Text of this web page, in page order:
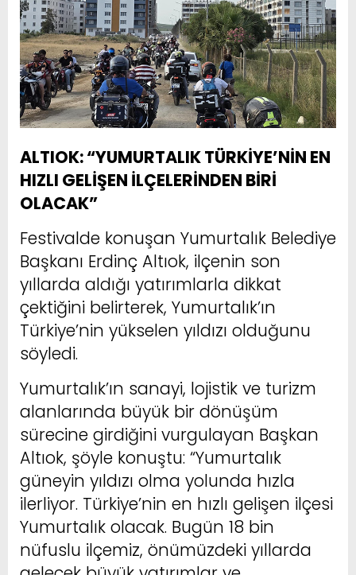
ALTIOK: “YUMURTALIK TÜRKİYE’NİN EN
HIZLI GELİŞEN İLÇELERİNDEN BİRİ
OLACAK”
Festivalde konuşan Yumurtalık Belediye
Başkanı Erdinç Altıok, ilçenin son
yıllarda aldığı yatırımlarla dikkat
çektiğini belirterek, Yumurtalık’ın
Türkiye’nin yükselen yıldızı olduğunu
söyledi.
Yumurtalık’ın sanayi, lojistik ve turizm
alanlarında büyük bir dönüşüm
sürecine girdiğini vurgulayan Başkan
Altıok, şöyle konuştu: “Yumurtalık
güneyin yıldızı olma yolunda hızla
ilerliyor. Türkiye’nin en hızlı gelişen ilçesi
Yumurtalık olacak. Bugün 18 bin
nüfuslu ilçemiz, önümüzdeki yıllarda